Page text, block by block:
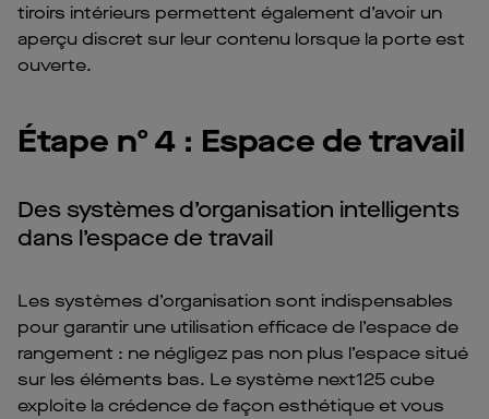
tiroirs intérieurs permettent également d’avoir un
aperçu discret sur leur contenu lorsque la porte est
ouverte.
Étape nº 4 : Espace de travail
Des systèmes d’organisation intelligents
dans l’espace de travail
Les systèmes d’organisation sont indispensables
pour garantir une utilisation efficace de l’espace de
rangement : ne négligez pas non plus l’espace situé
sur les éléments bas. Le système next125 cube
exploite la crédence de façon esthétique et vous